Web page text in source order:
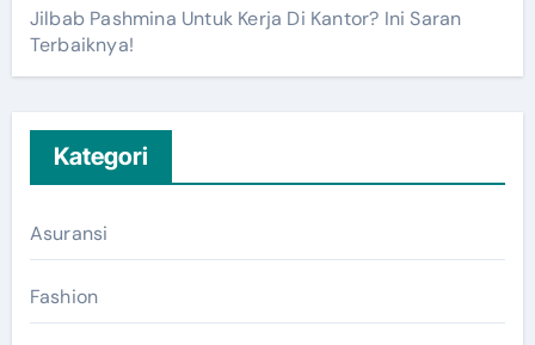
Jilbab Pashmina Untuk Kerja Di Kantor? Ini Saran
Terbaiknya!
Kategori
Asuransi
Fashion